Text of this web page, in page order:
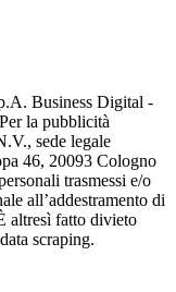
Business Digital -
la pubblicità
sede legale
46, 20093 Cologno
trasmessi e/o
all’addestramento di
altresì fatto divieto
scraping.